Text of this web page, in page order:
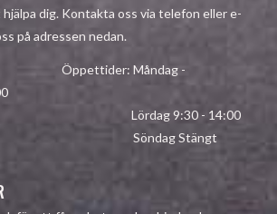
dig. Kontakta oss via telefon eller e-
på adressen nedan.
Öppettider: Måndag -
Lördag 9:30 - 14:00
67 Söndag Stängt